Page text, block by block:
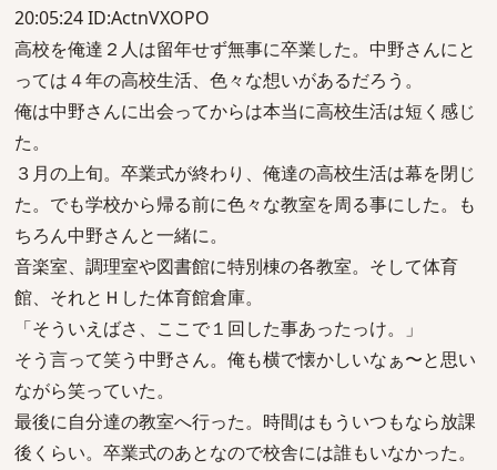
20:05:24 ID:ActnVXOPO
高校を俺達２人は留年せず無事に卒業した。中野さんにと
っては４年の高校生活、色々な想いがあるだろう。
俺は中野さんに出会ってからは本当に高校生活は短く感じ
た。
３月の上旬。卒業式が終わり、俺達の高校生活は幕を閉じ
た。でも学校から帰る前に色々な教室を周る事にした。も
ちろん中野さんと一緒に。
音楽室、調理室や図書館に特別棟の各教室。そして体育
館、それとＨした体育館倉庫。
「そういえばさ、ここで１回した事あったっけ。」
そう言って笑う中野さん。俺も横で懐かしいなぁ〜と思い
ながら笑っていた。
最後に自分達の教室へ行った。時間はもういつもなら放課
後くらい。卒業式のあとなので校舎には誰もいなかった。